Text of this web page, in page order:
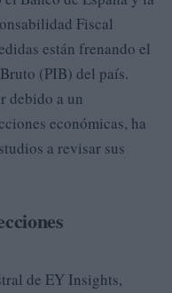
Fiscal
están frenando el
(PIB) del país.
debido a un
económicas, ha
a revisar sus
de EY Insights,